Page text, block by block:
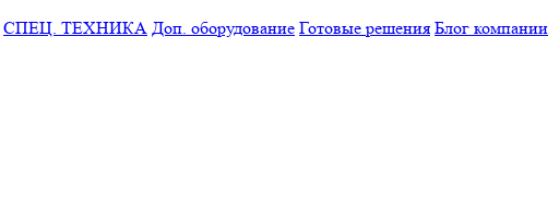
СПЕЦ. ТЕХНИКА Доп. оборудование Готовые решения Блог компании